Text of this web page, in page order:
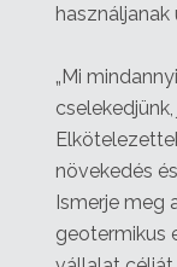
„Mi
növekedés
Ismerje meg
geotermikus